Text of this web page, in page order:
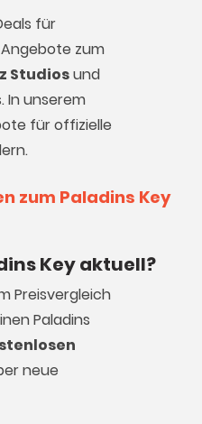
für
zum
Studiosund
In unserem
für offizielle
zum Paladins Key
Key aktuell?
Preisvergleich
Paladins
neue